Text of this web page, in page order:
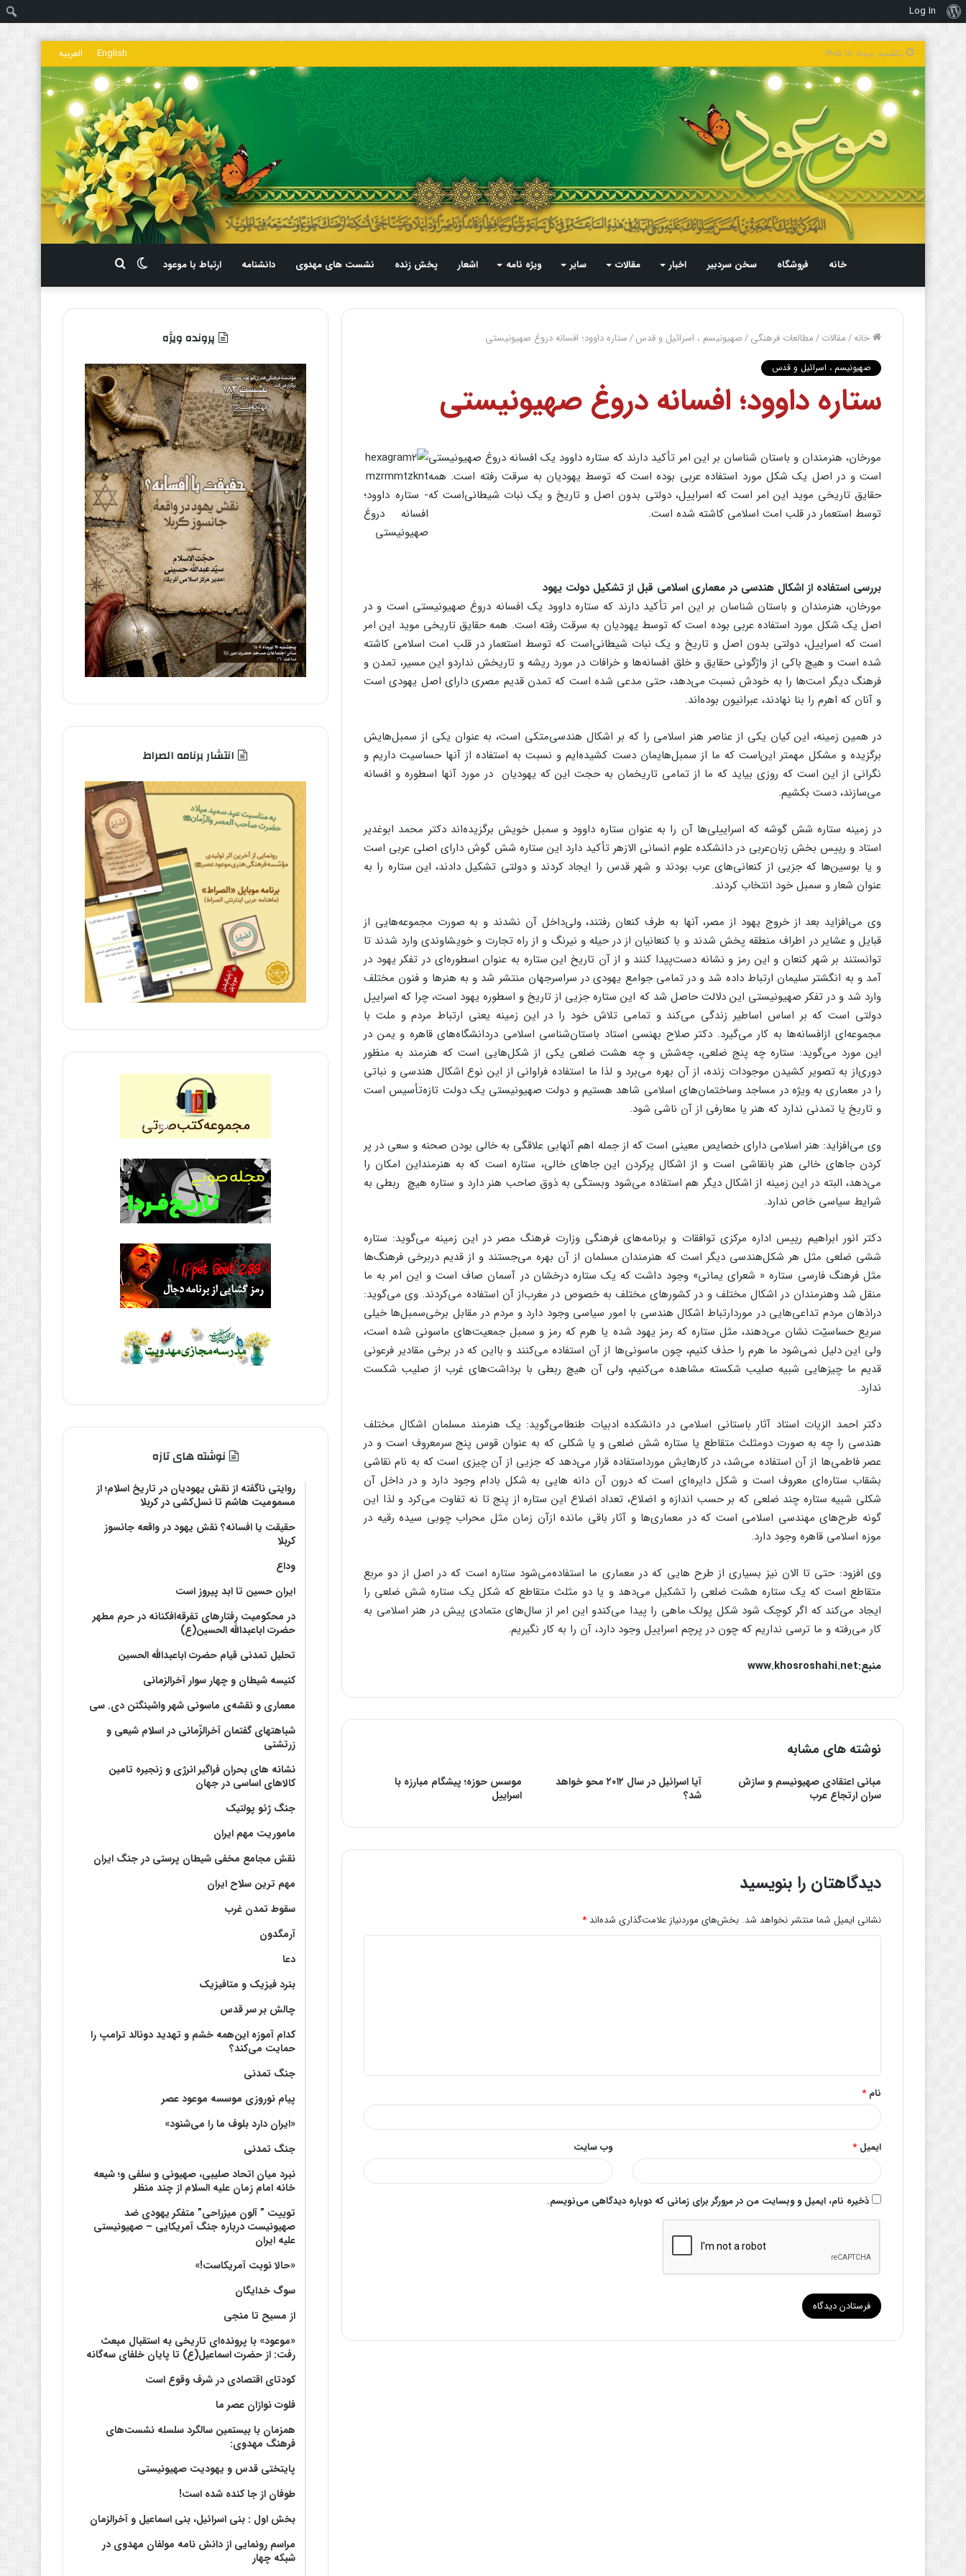
درباره
وردپرس
Log In
یکشنبه, مرداد ۱۸ ۱۴۰۵ English العربیه
خانه فروشگاه سخن سردبیر اخبار مقالات سایر ویژه نامه اشعار پخش زنده نشست های مهدوی دانشنامه ارتباط با موعود
برای
تغییر
پوسته
خانه/مقالات/مطالعات فرهنگی/صهیونیسم ، اسرائیل و قدس/ستاره‌ داوود؛ افسانه‌ دروغ‌ صهیونیستی‌
صهیونیسم ، اسرائیل و قدس
ستاره‌ داوود؛ افسانه‌ دروغ‌ صهیونیستی‌
مورخان‌، هنرمندان‌ و باستان‌ شناسان‌ بر این‌ امر تأکید دارند که‌ ستاره‌ داوود یک‌ افسانه‌ دروغ‌ صهیونیستی‌
است‌ و در اصل‌ یک‌ شکل‌ مورد استفاده‌ عربی ‌بوده‌ است‌ که‌ توسط‌ یهودیان‌ به‌ سرقت‌ رفته‌ است‌. همه‌
حقایق‌ تاریخی‌ موید این‌ امر است‌ که‌ اسراییل‌، دولتی‌ بدون‌ اصل‌ و تاریخ‌ و یک‌ نبات‌ شیطانی‌است‌ که‌
توسط‌ استعمار در قلب‌ امت‌ اسلامی‌ کاشته‌ شده‌ است.
بررسی‌ استفاده‌ از اشکال‌ هندسی‌ در معماری‌ اسلامی‌ قبل‌ از تشکیل‌ دولت‌ یهود
مورخان‌، هنرمندان‌ و باستان‌ شناسان‌ بر این‌ امر تأکید دارند که‌ ستاره‌ داوود یک‌ افسانه‌ دروغ‌ صهیونیستی‌ است‌ و در
اصل‌ یک‌ شکل‌ مورد استفاده‌ عربی ‌بوده‌ است‌ که‌ توسط‌ یهودیان‌ به‌ سرقت‌ رفته‌ است‌. همه‌ حقایق‌ تاریخی‌ موید این‌ امر
است‌ که‌ اسراییل‌، دولتی‌ بدون‌ اصل‌ و تاریخ‌ و یک‌ نبات‌ شیطانی‌است‌ که‌ توسط‌ استعمار در قلب‌ امت‌ اسلامی‌ کاشته‌
شده‌ است‌ و هیچ‌ باکی ‌از واژگونی‌ حقایق‌ و خلق‌ افسانه‌ها و خرافات‌ در مورد ریشه‌ و تاریخش‌ نداردو این‌ مسیر، تمدن‌ و
فرهنگ‌ دیگر امت‌ها را به‌ خودش‌ نسبت‌ می‌دهد، حتی ‌مدعی‌ شده‌ است‌ که‌ تمدن‌ قدیم‌ مصری‌ دارای‌ اصل‌ یهودی‌ است‌
و آنان‌ که‌ اهرم‌ را بنا نهادند، عبرانیون‌ بوده‌اند.
در همین‌ زمینه‌، این‌ کیان‌ یکی‌ از عناصر هنر اسلامی‌ را که‌ بر اشکال‌ هندسی‌متکی‌ است‌، به‌ عنوان‌ یکی‌ از سمبل‌هایش‌
برگزیده‌ و مشکل‌ مهمتر این‌است‌ که‌ ما از سمبل‌هایمان‌ دست‌ کشیده‌ایم‌ و نسبت‌ به‌ استفاده‌ از آنها حساسیت‌ داریم‌ و
نگرانی‌ از این‌ است‌ که‌ روزی‌ بیاید که‌ ما از تمامی ‌تاریخمان‌ به‌ حجت‌ این‌ که‌ یهودیان ‌ در مورد آنها اسطوره‌ و افسانه‌
می‌سازند، دست‌ بکشیم‌.
در زمینه‌ ستاره‌ شش‌ گوشه‌ که‌ اسراییلی‌ها آن‌ را به‌ عنوان‌ ستاره‌ داوود و سمبل‌ خویش‌ برگزیده‌اند دکتر محمد ابوغدیر
استاد و رییس‌ بخش‌ زبان‌عربی‌ در دانشکده‌ علوم‌ انسانی‌ الازهر تأکید دارد این‌ ستاره‌ شش‌ گوش‌ دارای‌ اصلی‌ عربی‌ است‌
و یا بوسین‌ها که‌ جزیی‌ از کنعانی‌های‌ عرب‌ بودند و شهر قدس‌ را ایجاد کردند و دولتی‌ تشکیل‌ دادند، این‌ ستاره‌ را به‌
عنوان‌ شعار و سمبل‌ خود انتخاب‌ کردند.
وی‌ می‌افزاید بعد از خروج‌ یهود از مصر، آنها به‌ طرف‌ کنعان‌ رفتند، ولی‌داخل‌ آن‌ نشدند و به‌ صورت‌ مجموعه‌هایی‌ از
قبایل‌ و عشایر در اطراف ‌منطقه‌ پخش‌ شدند و با کنعانیان‌ از در حیله‌ و نیرنگ‌ و از راه‌ تجارت‌ و خویشاوندی‌ وارد شدند تا
توانستند بر شهر کنعان‌ و این‌ رمز و نشانه‌ دست‌پیدا کنند و از آن‌ تاریخ‌ این‌ ستاره‌ به‌ عنوان‌ اسطوره‌ای‌ در تفکر یهود در
آمد و به‌ انگشتر سلیمان‌ ارتباط‌ داده‌ شد و در تمامی‌ جوامع‌ یهودی‌ در سراسرجهان‌ منتشر شد و به‌ هنرها و فنون‌ مختلف‌
وارد شد و در تفکر صهیونیستی ‌این‌ دلالت‌ حاصل‌ شد که‌ این‌ ستاره‌ جزیی‌ از تاریخ‌ و اسطوره‌ یهود است‌، چرا که‌ اسراییل‌
دولتی‌ است‌ که‌ بر اساس‌ اساطیر زندگی‌ می‌کند و تمامی ‌تلاش‌ خود را در این‌ زمینه‌ یعنی‌ ارتباط‌ مردم‌ و ملت‌ با
مجموعه‌ای‌ ازافسانه‌ها به‌ کار می‌گیرد. دکتر صلاح‌ بهنسی‌ استاد باستان‌شناسی‌ اسلامی‌ دردانشگاه‌های‌ قاهره‌ و یمن‌ در
این‌ مورد می‌گوید: ستاره‌ چه‌ پنج‌ ضلعی‌، چه‌شش‌ و چه‌ هشت‌ ضلعی‌ یکی‌ از شکل‌هایی‌ است‌ که‌ هنرمند به‌ منظور
دوری‌از به‌ تصویر کشیدن‌ موجودات‌ زنده‌، از آن‌ بهره‌ می‌برد و لذا ما استفاده ‌فراوانی‌ از این‌ نوع‌ اشکال‌ هندسی‌ و نباتی‌
را در معماری‌ به‌ ویژه‌ در مساجد وساختمان‌های‌ اسلامی‌ شاهد هستیم‌ و دولت‌ صهیونیستی‌ یک‌ دولت‌ تازه‌تأسیس‌ است‌
و تاریخ‌ یا تمدنی‌ ندارد که‌ هنر یا معارفی‌ از آن‌ ناشی‌ شود.
وی‌ می‌افزاید: هنر اسلامی‌ دارای‌ خصایص‌ معینی‌ است‌ که‌ از جمله‌ اهم‌ آنهابی‌ علاقگی‌ به‌ خالی‌ بودن‌ صحنه‌ و سعی‌ در پر
کردن‌ جاهای‌ خالی‌ هنر بانقاشی‌ است‌ و از اشکال‌ پرکردن‌ این‌ جاهای‌ خالی‌، ستاره‌ است‌ که‌ به‌ هنرمنداین‌ امکان‌ را
می‌دهد، البته‌ در این‌ زمینه‌ از اشکال‌ دیگر هم‌ استفاده‌ می‌شود وبستگی‌ به‌ ذوق‌ صاحب‌ هنر دارد و ستاره‌ هیچ ‌ ربطی‌ به‌
شرایط‌ سیاسی‌ خاص‌ ندارد.
دکتر انور ابراهیم‌ رییس‌ اداره‌ مرکزی‌ توافقات‌ و برنامه‌های‌ فرهنگی‌ وزارت ‌فرهنگ‌ مصر در این‌ زمینه‌ می‌گوید: ستاره‌
ششی‌ ضلعی‌ مثل‌ هر شکل‌هندسی‌ دیگر است‌ که‌ هنرمندان‌ مسلمان‌ از آن‌ بهره‌ می‌جستند و از قدیم‌ دربرخی‌ فرهنگ‌ها
مثل‌ فرهنگ‌ فارسی‌ ستاره‌ « شعرای‌ یمانی‌» وجود داشت‌ که‌ یک‌ ستاره‌ درخشان‌ در آسمان‌ صاف‌ است‌ و این‌ امر به‌ ما
منقل‌ شد وهنرمندان‌ در اشکال‌ مختلف‌ و در کشورهای‌ مختلف‌ به‌ خصوص‌ در مغرب‌از آن‌ استفاده‌ می‌کردند. وی‌ می‌گوید:
دراذهان‌ مردم‌ تداعی‌هایی‌ در موردارتباط‌ اشکال‌ هندسی‌ با امور سیاسی‌ وجود دارد و مردم‌ در مقابل‌ برخی‌سمبل‌ها خیلی‌
سریع‌ حساسیّت‌ نشان‌ می‌دهند، مثل‌ ستاره‌ که‌ رمز یهود شده ‌یا هرم‌ که‌ رمز و سمبل‌ جمعیت‌های‌ ماسونی‌ شده‌ است‌،
ولی‌ این‌ دلیل ‌نمی‌شود ما هرم‌ را حذف‌ کنیم‌، چون‌ ماسونی‌ها از آن‌ استفاده‌ می‌کنند و بااین‌ که‌ در برخی‌ مقادیر فرعونی‌
قدیم‌ ما چیزهایی‌ شبیه‌ صلیب‌ شکسته‌ مشاهده‌ می‌کنیم‌، ولی‌ آن‌ هیچ‌ ربطی‌ با برداشت‌های‌ غرب‌ از صلیب ‌شکست‌
ندارد.
دکتر احمد الزیات‌ استاد آثار باستانی‌ اسلامی‌ در دانشکده‌ ادبیات‌ طنطامی‌گوید: یک‌ هنرمند مسلمان‌ اشکال‌ مختلف‌
هندسی‌ را چه‌ به‌ صورت‌ دومثلث‌ متقاطع‌ یا ستاره‌ شش‌ ضلعی‌ و یا شکلی‌ که‌ به‌ عنوان‌ قوس‌ پنج‌ سرمعروف‌ است‌ و در
عصر فاطمی‌ها از آن‌ استفاده‌ می‌شد، در کارهایش‌ مورداستفاده‌ قرار می‌دهد که‌ جزیی‌ از آن‌ چیزی‌ است‌ که‌ به‌ نام‌ نقاشی‌
بشقاب‌ ستاره‌ای‌ معروف‌ است‌ و شکل‌ دایره‌ای‌ است‌ که‌ درون‌ آن‌ دانه‌ هایی‌ به‌ شکل ‌بادام‌ وجود دارد و در داخل‌ آن‌
شکلی‌ شبیه‌ ستاره‌ چند ضلعی‌ که‌ بر حسب ‌اندازه‌ و اضلاع‌، تعداد اضلاع‌ این‌ ستاره‌ از پنج‌ تا نه‌ تفاوت‌ می‌کرد و لذا این‌
گونه‌ طرح‌های‌ مهندسی‌ اسلامی‌ است‌ که‌ در معماری‌ها و آثار باقی‌ مانده‌ ازآن‌ زمان‌ مثل‌ محراب‌ چوبی‌ سیده‌ رقیه‌ در
موزه‌ اسلامی‌ قاهره‌ وجود دارد.
وی‌ افزود: حتی‌ تا الان‌ نیز بسیاری‌ از طرح‌ هایی‌ که‌ در معماری‌ ما استفاده‌می‌شود ستاره‌ است‌ که‌ در اصل‌ از دو مربع‌
متقاطع‌ است‌ که‌ یک‌ ستاره‌ هشت ‌ضلعی‌ را تشکیل‌ می‌دهد و یا دو مثلث‌ متقاطع‌ که‌ شکل‌ یک‌ ستاره‌ شش ‌ضلعی‌ را
ایجاد می‌کند که‌ اگر کوچک‌ شود شکل‌ پولک‌ ماهی‌ را پیدا می‌کندو این‌ امر از سال‌های‌ متمادی‌ پیش‌ در هنر اسلامی‌ به‌
کار می‌رفته‌ و ما ترسی‌ نداریم‌ که‌ چون‌ در پرچم‌ اسراییل‌ وجود دارد، آن‌ را به‌ کار نگیریم‌.
منبع:www.khosroshahi.net
نوشته های مشابه
مبانی اعتقادی صهیونیسم و سازش
سران ارتجاع عرب
آیا اسرائیل در سال ۲۰۱۲ محو خواهد
شد؟
موسس حوزه؛ پیشگام مبارزه با
اسراییل
دیدگاهتان را بنویسید
نشانی ایمیل شما منتشر نخواهد شد. بخش‌های موردنیاز علامت‌گذاری شده‌اند *
*
نام *
ایمیل * وب‌ سایت
ذخیره نام، ایمیل و وبسایت من در مرورگر برای زمانی که دوباره دیدگاهی می‌نویسم.
پرونده ویژه
انتشار برنامه الصراط
نوشته های تازه
روایتی ناگفته از نقش یهودیان در تاریخ اسلام؛ از
مسمومیت هاشم تا نسل‌کشی در کربلا
حقیقت یا افسانه؟‌ نقش یهود در واقعه جانسوز
کربلا
وداع
ایران حسین تا ابد پیروز است
در محکومیت رفتارهای تفرقه‌افکنانه در حرم مطهر
حضرت اباعبدالله الحسین(ع)
تحلیل تمدنی قیام حضرت اباعبدالله الحسین
کنیسه شیطان و چهار سوار آخرالزمانی
معماری و نقشه‌ی ماسونی شهر واشينگتن دی. سی
شباهتهای گفتمان آخر‌الزّمانی در اسلام شیعی و
زرتشتی
نشانه های بحران فراگیر انرژی و زنجیره تامین
کالاهای اساسی در جهان
جنگ ژئو پولتیک
ماموریت مهم ایران
نقش مجامع مخفی شیطان پرستی در جنگ ایران
مهم ترین سلاح ایران
سقوط تمدن غرب
آرمگدون
دعا
بنرد فیزیک و متافیزیک
چالش بر سر قدس
کدام آموزه این‌همه خشم و تهدید دونالد ترامپ را
حمایت می‌کند؟
جنگ تمدنی
پیام نوروزی موسسه موعود عصر
«ایران دارد بلوف ما را می‌شنود»
جنگ تمدنی
نبرد میان اتحاد صلیبی، صهیونی و سلفی و؛ شیعه
خانه امام زمان علیه السلام از چند منظر
توییت ” آلون میزراحی” متفکر یهودی ضد
صهیونیست درباره جنگ آمریکایی – صهیونیستی
علیه ایران
«حالا نوبت آمریکاست!»
سوگ خدایگان
از مسیح تا منجی
«موعود» با پرونده‌ای تاریخی به استقبال مبعث
رفت: از حضرت اسماعیل(ع) تا پایان خلفای سه‌گانه
کودتای اقتصادی در شرف وقوع است
فلوت نوازان عصر ما
همزمان با بیستمین سالگرد سلسله نشست‌های
فرهنگ مهدوی:‌
پایتختی قدس و یهودیت صهیونیستی
طوفان از جا کنده شده است!
بخش اول : بنی اسرائیل، بنی اسماعیل و آخرالزمان
مراسم رونمایی از دانش نامه مولفان مهدوی در
شبکه چهار